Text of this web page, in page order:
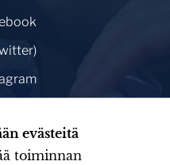
evästeitä
toiminnan